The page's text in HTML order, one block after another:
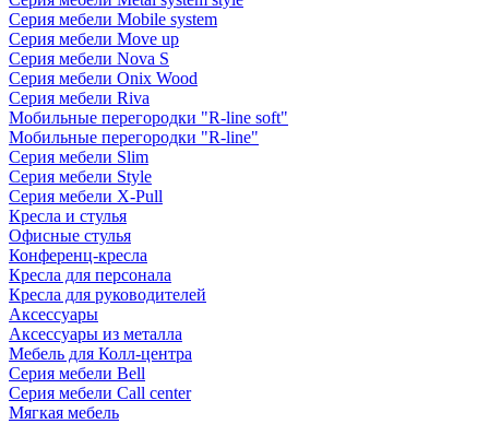
Серия мебели Mobile system
Серия мебели Move up
Серия мебели Nova S
Серия мебели Onix Wood
Серия мебели Riva
Мобильные перегородки "R-line soft"
Мобильные перегородки "R-line"
Серия мебели Slim
Серия мебели Style
Серия мебели X-Pull
Кресла и стулья
Офисные стулья
Конференц-кресла
Кресла для персонала
Кресла для руководителей
Аксессуары
Аксессуары из металла
Мебель для Колл-центра
Серия мебели Bell
Серия мебели Call center
Мягкая мебель